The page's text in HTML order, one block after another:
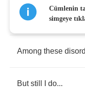
shouldn't look for
Among these
But still do...
Cümlenin
simgeye